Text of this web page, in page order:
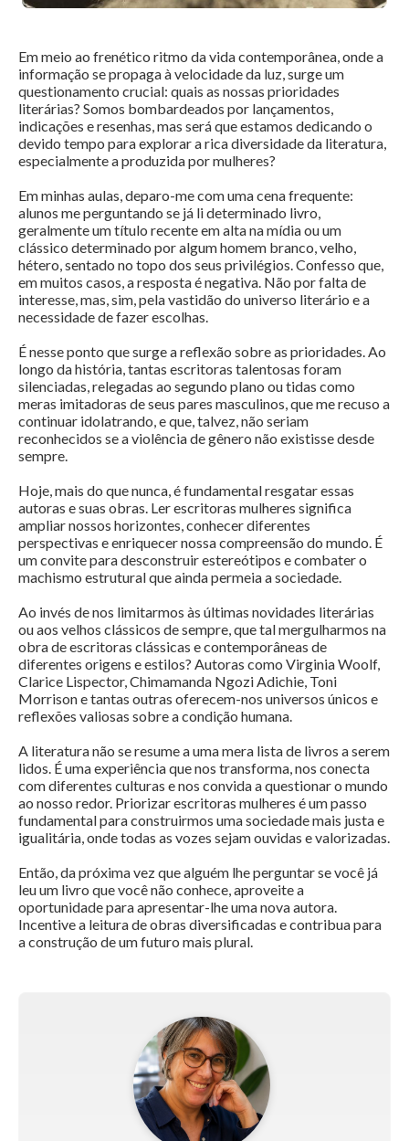
Em meio ao frenético ritmo da vida contemporânea, onde a
informação se propaga à velocidade da luz, surge um
questionamento crucial: quais as nossas prioridades
literárias? Somos bombardeados por lançamentos,
indicações e resenhas, mas será que estamos dedicando o
devido tempo para explorar a rica diversidade da literatura,
especialmente a produzida por mulheres?
Em minhas aulas, deparo-me com uma cena frequente:
alunos me perguntando se já li determinado livro,
geralmente um título recente em alta na mídia ou um
clássico determinado por algum homem branco, velho,
hétero, sentado no topo dos seus privilégios. Confesso que,
em muitos casos, a resposta é negativa. Não por falta de
interesse, mas, sim, pela vastidão do universo literário e a
necessidade de fazer escolhas.
É nesse ponto que surge a reflexão sobre as prioridades. Ao
longo da história, tantas escritoras talentosas foram
silenciadas, relegadas ao segundo plano ou tidas como
meras imitadoras de seus pares masculinos, que me recuso a
continuar idolatrando, e que, talvez, não seriam
reconhecidos se a violência de gênero não existisse desde
sempre.
Hoje, mais do que nunca, é fundamental resgatar essas
autoras e suas obras. Ler escritoras mulheres significa
ampliar nossos horizontes, conhecer diferentes
perspectivas e enriquecer nossa compreensão do mundo. É
um convite para desconstruir estereótipos e combater o
machismo estrutural que ainda permeia a sociedade.
Ao invés de nos limitarmos às últimas novidades literárias
ou aos velhos clássicos de sempre, que tal mergulharmos na
obra de escritoras clássicas e contemporâneas de
diferentes origens e estilos? Autoras como Virginia Woolf,
Clarice Lispector, Chimamanda Ngozi Adichie, Toni
Morrison e tantas outras oferecem-nos universos únicos e
reflexões valiosas sobre a condição humana.
A literatura não se resume a uma mera lista de livros a serem
lidos. É uma experiência que nos transforma, nos conecta
com diferentes culturas e nos convida a questionar o mundo
ao nosso redor. Priorizar escritoras mulheres é um passo
fundamental para construirmos uma sociedade mais justa e
igualitária, onde todas as vozes sejam ouvidas e valorizadas.
Então, da próxima vez que alguém lhe perguntar se você já
leu um livro que você não conhece, aproveite a
oportunidade para apresentar-lhe uma nova autora.
Incentive a leitura de obras diversificadas e contribua para
a construção de um futuro mais plural.